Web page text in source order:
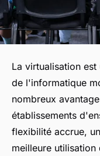
La virtualisation
de l'informatique
nombreux
établissements
flexibilité accrue,
meilleure utilisation